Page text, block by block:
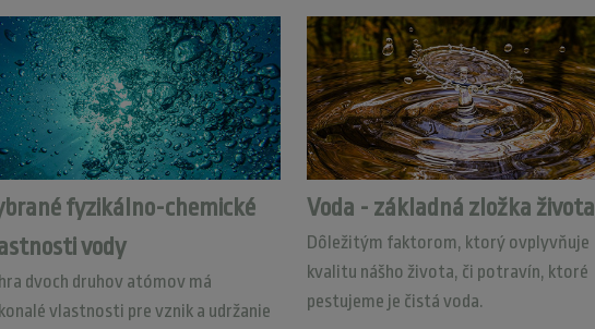
fyzikálno-chemické
vody
dvoch druhov atómov má
vlastnosti pre vznik a udržanie
Voda - základná zložka života
Dôležitým faktorom, ktorý ovplyvňuje
kvalitu nášho života, či potravín, ktoré
pestujeme je čistá voda.